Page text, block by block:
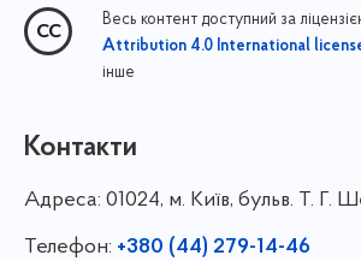
Весь контент доступний за
Attribution 4.0 International
інше
Контакти
Адреса: 01024, м. Київ, бульв. Т. Г.
Телефон: +380 (44) 279-14-46